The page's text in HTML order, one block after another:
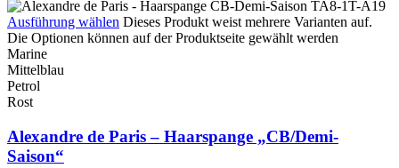
Ausführung wählen Dieses Produkt weist mehrere Varianten auf.
Die Optionen können auf der Produktseite gewählt werden
Marine
Mittelblau
Petrol
Rost
Alexandre de Paris – Haarspange „CB/Demi-
Saison“